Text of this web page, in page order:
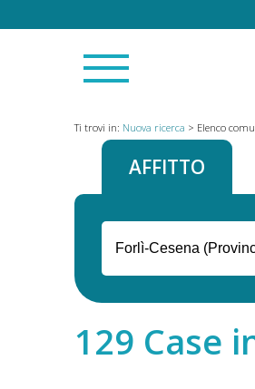
Ti trovi in: Nuova ricerca > Elenco
AFFITTO
Case